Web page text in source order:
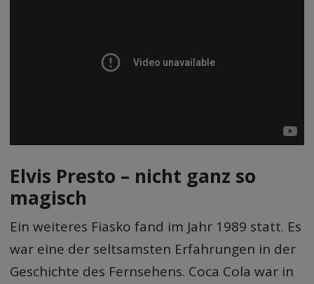
Elvis Presto – nicht ganz so
magisch
Ein weiteres Fiasko fand im Jahr 1989 statt. Es
war eine der seltsamsten Erfahrungen in der
Geschichte des Fernsehens. Coca Cola war in